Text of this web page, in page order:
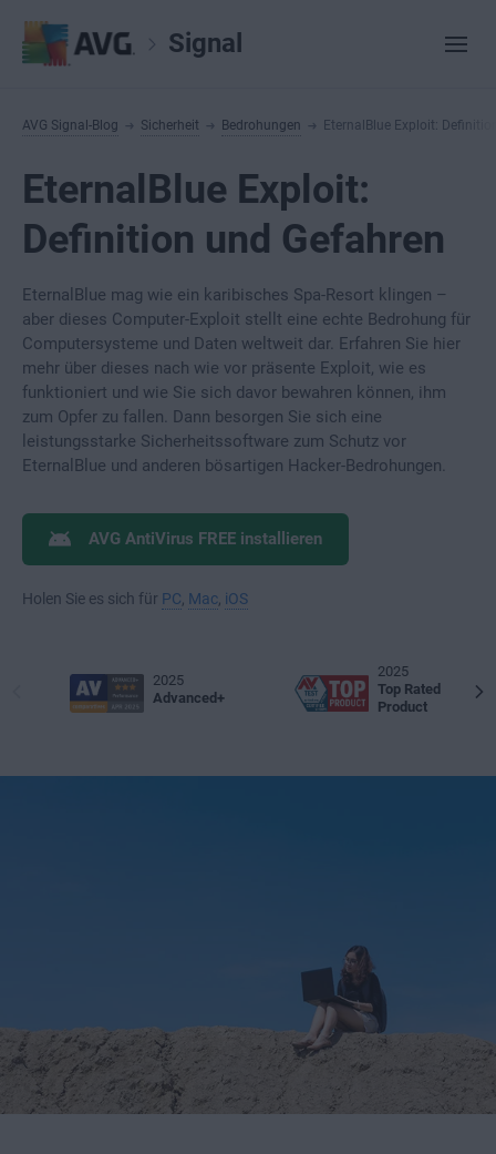
Signal
AVG Signal-Blog Sicherheit Bedrohungen EternalBlue Exploit:
EternalBlue Exploit:
Definition und Gefahren
EternalBlue mag wie ein karibisches Spa-Resort klingen –
aber dieses Computer-Exploit stellt eine echte Bedrohung für
Computersysteme und Daten weltweit dar. Erfahren Sie hier
mehr über dieses nach wie vor präsente Exploit, wie es
funktioniert und wie Sie sich davor bewahren können, ihm
zum Opfer zu fallen. Dann besorgen Sie sich eine
leistungsstarke Sicherheitssoftware zum Schutz vor
EternalBlue und anderen bösartigen Hacker-Bedrohungen.
AVG AntiVirus FREE installieren
Holen Sie es sich für PC Mac iOS
2025
Advanced+
2025
Top Rated
Product